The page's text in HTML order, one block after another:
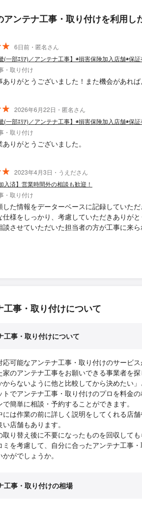
アンテナ工事・取り付けを利用し
6日前・匿名さん
(一部ｴﾘｱ)／アンテナ工事】◉損害保険加入店舗◉保
・取り付け
ありがとうございました！また機会があれば
2026年6月22日・匿名さん
(一部ｴﾘｱ)／アンテナ工事】◉損害保険加入店舗◉保
・取り付け
りがとうございました。
2023年4月3日・うえださん
入済】営業時間外の相談も歓迎！
・取り付け
した情報をデーターベースに記録していた
仕様をしっかり、考慮していただきありが
談させていただいた担当者の方が工事に来
ただきました。 また、先回の情報をもとに
工事・取り付けについて
工事・取り付けについて
応可能なアンテナ工事・取り付けのサービス
家のアンテナ工事をお願いできる事業者を
からないように他と比較してから決めたい
でアンテナ工事・取り付けのプロを料金の
で簡単に相談・予約することができます。
には作業の前に詳しく説明をしてくれる店
店舗もあります。
取り替え後に不要になったものを回収しても
ミを考慮して、自分に合ったアンテナ工事
がでしょうか。
工事・取り付けの相場